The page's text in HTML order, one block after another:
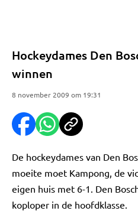
Hockeydames Den
winnen
8 november 2009 om 19:31
De hockeydames van Den
moeite moet Kampong, de
eigen huis met 6-1. Den
koploper in de hoofdklasse.